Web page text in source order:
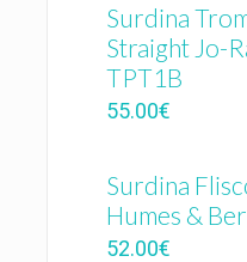
Surdina
Straight Jo-
TPT1B
55.00€
Surdina
Humes &
52.00€